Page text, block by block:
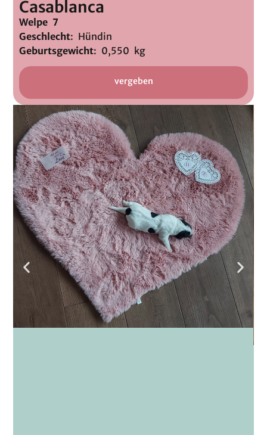
Casablanca
Welpe 7
Geschlecht: Hündin
Geburtsgewicht: 0,550 kg
vergeben